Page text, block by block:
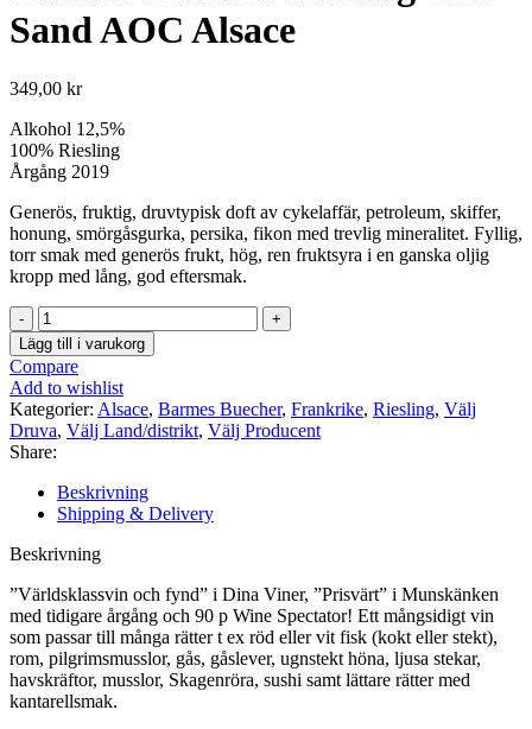
Sand AOC Alsace
349,00 kr
Alkohol 12,5%
100% Riesling
Årgång 2019
Generös, fruktig, druvtypisk doft av cykelaffär, petroleum, skiffer,
honung, smörgåsgurka, persika, fikon med trevlig mineralitet. Fyllig,
torr smak med generös frukt, hög, ren fruktsyra i en ganska oljig
kropp med lång, god eftersmak.
Barmes
Buecher
Riesling
Clos
Sand
AOC
Alsace
mängd
Lägg till i varukorg
Compare
Add to wishlist
Kategorier: Alsace, Barmes Buecher, Frankrike, Riesling, Välj
Druva, Välj Land/distrikt, Välj Producent
Share:
Beskrivning
Shipping & Delivery
Beskrivning
”Världsklassvin och fynd” i Dina Viner, ”Prisvärt” i Munskänken
med tidigare årgång och 90 p Wine Spectator! Ett mångsidigt vin
som passar till många rätter t ex röd eller vit fisk (kokt eller stekt),
rom, pilgrimsmusslor, gås, gåslever, ugnstekt höna, ljusa stekar,
havskräftor, musslor, Skagenröra, sushi samt lättare rätter med
kantarellsmak.